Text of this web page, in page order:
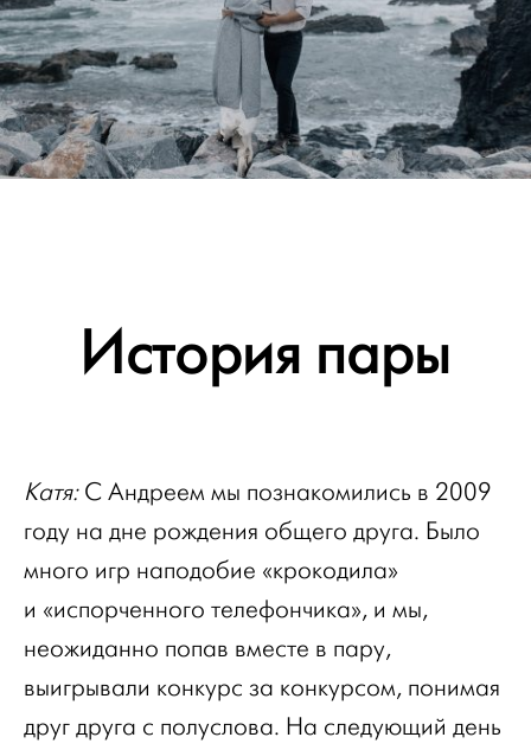
История пары
Катя:С Андреем мы познакомились в 2009
году на дне рождения общего друга. Было
много игр наподобие «крокодила»
и «испорченного телефончика», и мы,
неожиданно попав вместе в пару,
выигрывали конкурс за конкурсом, понимая
друг друга с полуслова. На следующий день